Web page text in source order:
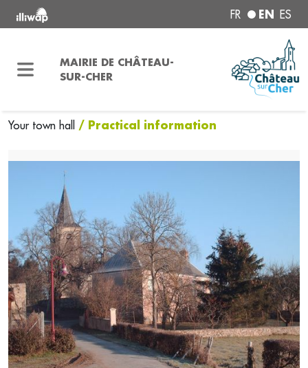
FR EN ES
MAIRIE DE CHÂTEAU-
SUR-CHER
Your town hall / Practical information